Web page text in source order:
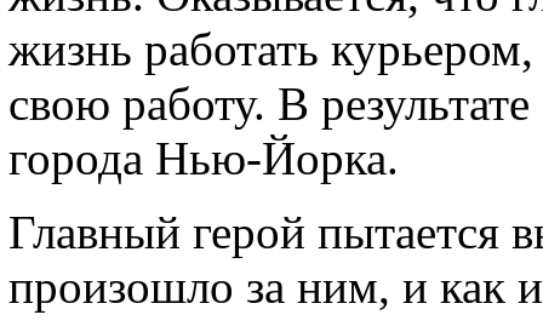
жизнь работать
свою работу. В
города Нью-Йорка.
Главный герой пытается
произошло за ним, и как